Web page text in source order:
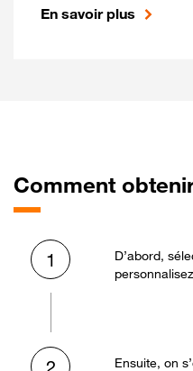
En savoir plus
Comment
1
D’abord,
Ensuite, on